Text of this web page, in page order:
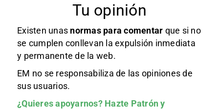
Tu opinión
Existen unas normas para comentar que si no
se cumplen conllevan la expulsión inmediata
y permanente de la web.
EM no se responsabiliza de las opiniones de
sus usuarios.
¿Quieres apoyarnos? Hazte Patróny